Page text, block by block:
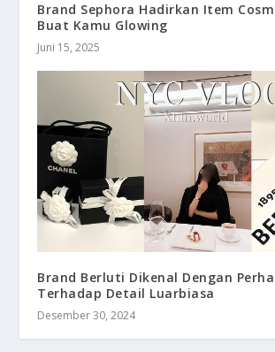
Brand Sephora Hadirkan Item
Buat Kamu Glowing
Juni 15, 2025
Brand Berluti Dikenal Dengan
Terhadap Detail Luarbiasa
Desember 30, 2024